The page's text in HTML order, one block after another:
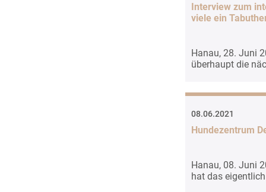
Interview zum
viele ein
Hanau, 28. Juni
überhaupt die
08.06.2021
Hundezentrum
Hanau, 08. Juni
hat das